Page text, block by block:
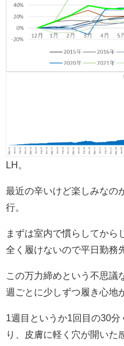
LH。
最近の辛いけど楽しみなの
行。
まずは室内で慣らしてから
全く履けないので平日勤務
この万力締めという不思議
週ごとに少しずつ履き心地
1週目というか1回目の30
り、皮膚に軽く穴が開いた